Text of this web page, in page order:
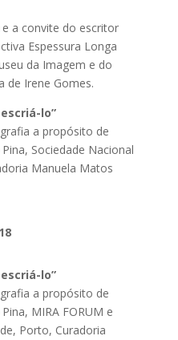
a convite do escritor
Espessura Longa
da Imagem e do
de Irene Gomes.
lo”
a propósito de
Sociedade Nacional
Manuela Matos
lo”
a propósito de
MIRA FORUM e
Porto, Curadoria